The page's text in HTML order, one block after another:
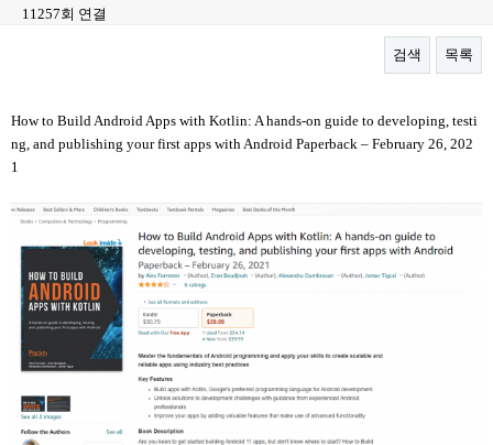
11257회 연결
검색 목록
How to Build Android Apps with Kotlin: A hands-on guide to developing, testi
ng, and publishing your first apps with Android Paperback – February 26, 202
1